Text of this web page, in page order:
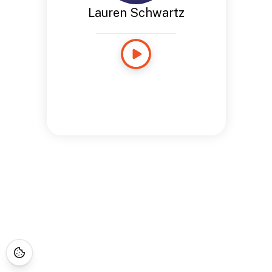
Lauren Schwartz